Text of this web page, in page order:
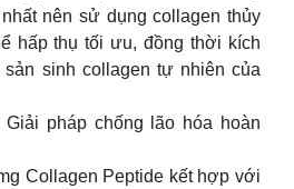
nên sử dụng collagen thủy
hấp thụ tối ưu, đồng thời kích
sinh collagen tự nhiên của
Giải pháp chống lão hóa hoàn
Collagen Peptide kết hợp với